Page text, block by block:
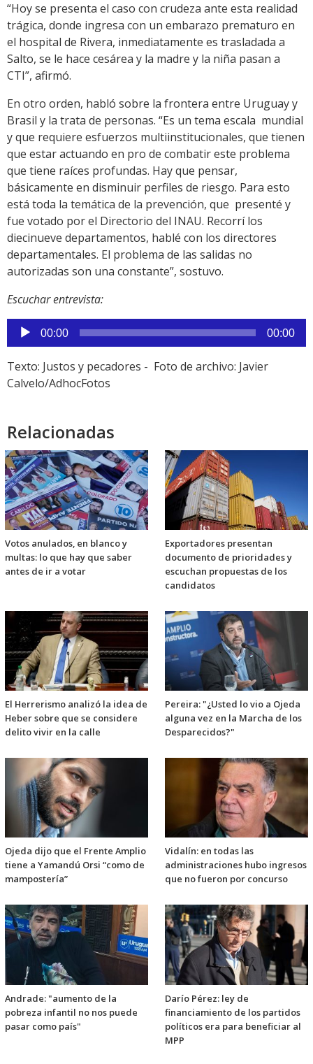
“Hoy se presenta el caso con crudeza ante esta realidad
trágica, donde ingresa con un embarazo prematuro en
el hospital de Rivera, inmediatamente es trasladada a
Salto, se le hace cesárea y la madre y la niña pasan a
CTI”, afirmó.
En otro orden, habló sobre la frontera entre Uruguay y
Brasil y la trata de personas. “Es un tema escala mundial
y que requiere esfuerzos multiinstitucionales, que tienen
que estar actuando en pro de combatir este problema
que tiene raíces profundas. Hay que pensar,
básicamente en disminuir perfiles de riesgo. Para esto
está toda la temática de la prevención, que presenté y
fue votado por el Directorio del INAU. Recorrí los
diecinueve departamentos, hablé con los directores
departamentales. El problema de las salidas no
autorizadas son una constante”, sostuvo.
Escuchar entrevista:
Reproductor
de
audio
00:00 00:00
Texto: Justos y pecadores - Foto de archivo: Javier
Calvelo/AdhocFotos
Relacionadas
Votos anulados, en blanco y
multas: lo que hay que saber
antes de ir a votar
Exportadores presentan
documento de prioridades y
escuchan propuestas de los
candidatos
El Herrerismo analizó la idea de
Heber sobre que se considere
delito vivir en la calle
Pereira: "¿Usted lo vio a Ojeda
alguna vez en la Marcha de los
Desparecidos?"
Ojeda dijo que el Frente Amplio
tiene a Yamandú Orsi “como de
mampostería”
Vidalín: en todas las
administraciones hubo ingresos
que no fueron por concurso
Andrade: "aumento de la
pobreza infantil no nos puede
pasar como país"
Darío Pérez: ley de
financiamiento de los partidos
políticos era para beneficiar al
MPP